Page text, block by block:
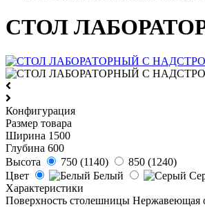
СТОЛ
Конфигурация
Размер товара
Ширина 1500
Глубина 600
Высота
750 (1140)
850 (1240)
Цвет
Белый
Характеристики
Поверхность столешницы Нержавеющая